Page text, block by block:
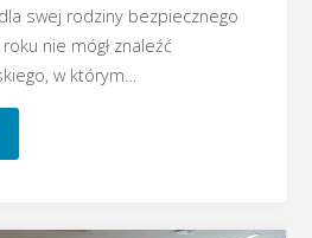
swej rodziny bezpiecznego
nie mógł znaleźć
w którym…